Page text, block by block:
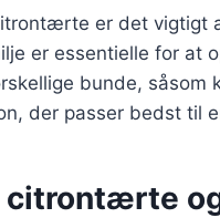
er det vigtigt
er essentielle for at
bunde,
der passer bedst til